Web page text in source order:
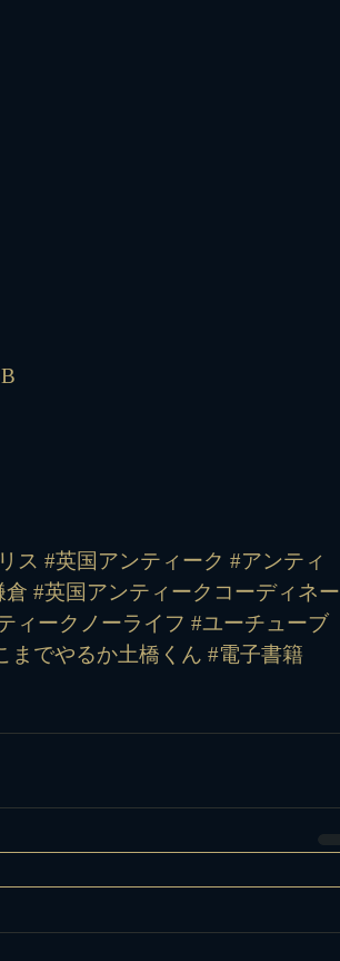
ス #英国アンティーク #アンティ
#英国アンティークコーディネー
ィークノーライフ #ユーチューブ
までやるか土橋くん #電子書籍